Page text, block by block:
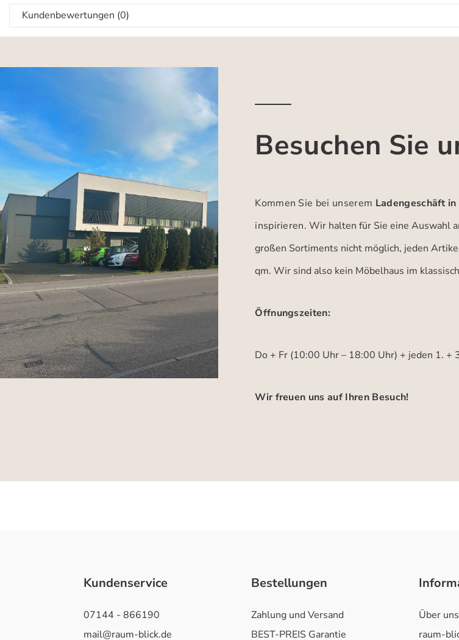
Kundenbewertungen (0)
Besuchen Sie
Kommen Sie bei unserem Ladengeschäft
inspirieren.Wir halten für Sie eine Auswahl
großen Sortiments nicht möglich, jeden
qm. Wir sind also kein Möbelhaus im
Öffnungszeiten:
Do + Fr (10:00 Uhr – 18:00 Uhr) + jeden 1. +
Wir freuen uns auf Ihren Besuch!
Kundenservice
07144 - 866190
mail@raum-blick.de
Bestellungen
Zahlung und Versand
BEST-PREIS Garantie
Über uns
raum-